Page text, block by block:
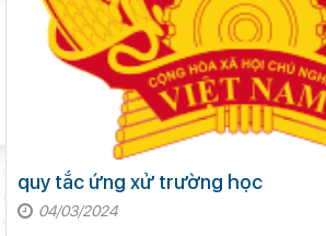
quy tắc ứng xử trường học
04/03/2024
năm học 2026–2027
Lâm Đồng chủ động ứng phó nguy cơ
chính sách giáo dục hòa nhập
trước năm học mới